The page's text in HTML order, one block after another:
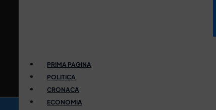
PRIMA PAGINA
POLITICA
CRONACA
ECONOMIA